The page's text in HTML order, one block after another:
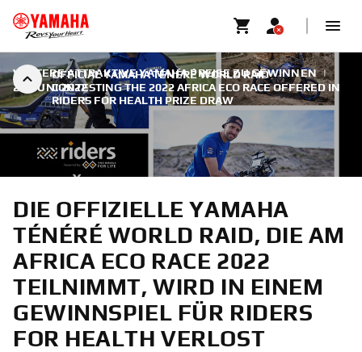
OFFICIAL YAMAHA TÉNÉRÉ WORLD RAID
CONTESTING THE 2022 AFRICA ECO RACE OFFERED IN
RIDERS FOR HEALTH PRIZE DRAW
WEITERE ATTRAKTIVE YAMAHA PREISE ZU GEWINNEN |
23. JUNI 2022
DIE OFFIZIELLE YAMAHA
TÉNÉRÉ WORLD RAID, DIE AM
AFRICA ECO RACE 2022
TEILNIMMT, WIRD IN EINEM
GEWINNSPIEL FÜR RIDERS
FOR HEALTH VERLOST